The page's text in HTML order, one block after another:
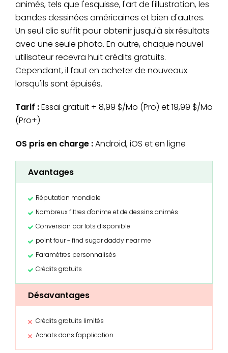
animés, tels que l'esquisse, l'art de l'illustration, les
bandes dessinées américaines et bien d'autres.
Un seul clic suffit pour obtenir jusqu'à six résultats
avec une seule photo. En outre, chaque nouvel
utilisateur recevra huit crédits gratuits.
Cependant, il faut en acheter de nouveaux
lorsqu'ils sont épuisés.
Tarif :Essai gratuit + 8,99 $/Mo (Pro) et 19,99 $/Mo
(Pro+)
OS pris en charge :Android, iOS et en ligne
Avantages
Réputation mondiale
Nombreux filtres d'anime et de dessins animés
Conversion par lots disponible
point four - find sugar daddy near me
Paramètres personnalisés
Crédits gratuits
Désavantages
Crédits gratuits limités
Achats dans l'application